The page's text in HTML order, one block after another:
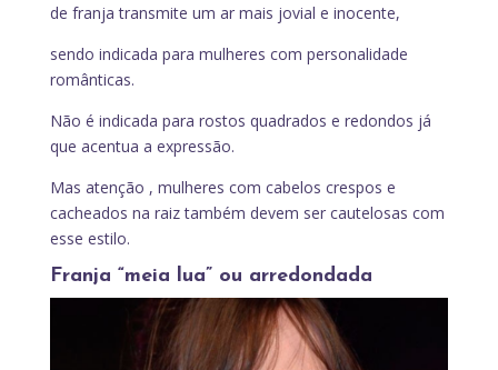
de franja transmite um ar mais jovial e inocente,
sendo indicada para mulheres com personalidade
românticas.
Não é indicada para rostos quadrados e redondos já
que acentua a expressão.
Mas atenção , mulheres com cabelos crespos e
cacheados na raiz também devem ser cautelosas com
esse estilo.
Franja “meia lua” ou arredondada